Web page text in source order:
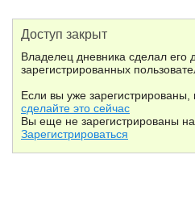
Доступ закрыт
Владелец дневника сделал его
зарегистрированных
Если вы уже
сделайте это сейчас
Вы еще не зарегистрированы
Зарегистрироваться